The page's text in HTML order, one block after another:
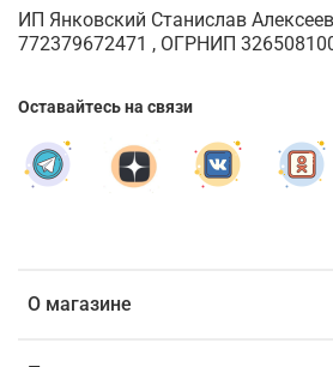
О магазине
ИП Янковский Станислав
772379672471 , ОГРНИП
Оставайтесь на связи